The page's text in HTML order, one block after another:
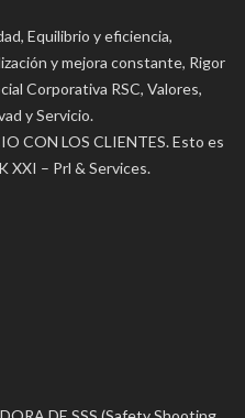
Equilibrio y eficiencia,
y mejora constante, Rigor
Corporativa RSC, Valores,
y Servicio.
CON LOS CLIENTES. Esto es
XXI – Prl & Services.